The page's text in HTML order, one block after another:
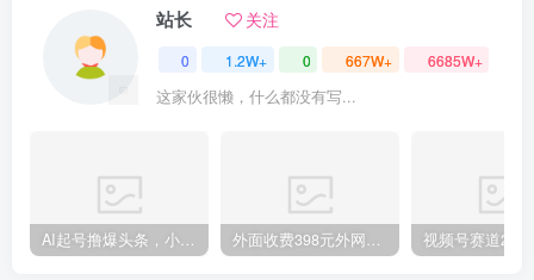
站长 关注
0 1.2W+ 0 667W+ 6685W+
这家伙很懒，什么都没有写...
AI起号撸爆头条，小白也能操作，日入2000+ 外面收费398元外网超跑豪车汽车视频搬运至快手抖音上热门项目